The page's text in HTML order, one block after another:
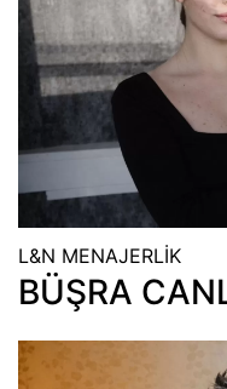
L&N MENAJERLİK
BÜŞRA